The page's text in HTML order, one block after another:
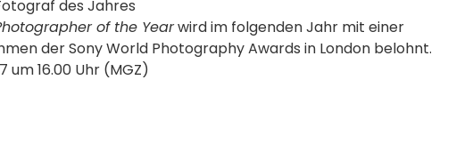
des Jahres
of the Yearwird im folgenden Jahr mit einer
der Sony World Photography Awards in London belohnt.
um 16.00 Uhr (MGZ)